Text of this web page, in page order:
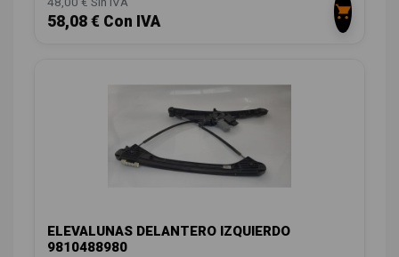
58,08 € Con IVA
ELEVALUNAS DELANTERO IZQUIERDO
9810488980